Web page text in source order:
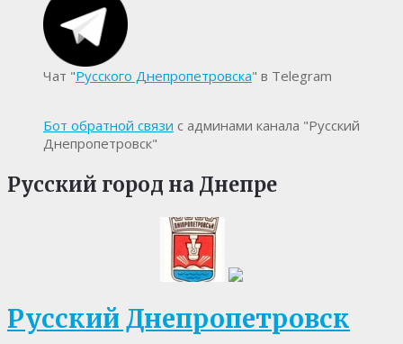
Чат "Русского Днепропетровска" в Telegram
Бот обратной связи с админами канала "Русский
Днепропетровск"
Русский город на Днепре
Русский Днепропетровск